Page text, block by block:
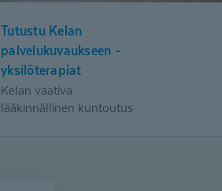
Tutustu Kelan
palvelukuvaukseen -
yksilöterapiat
Kelan vaativa
lääkinnällinen kuntoutus